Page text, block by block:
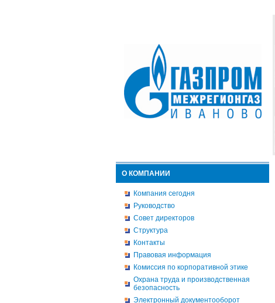
О КОМПАНИИ
Компания сегодня
Руководство
Совет директоров
Структура
Контакты
Правовая информация
Комиссия по корпоративной этике
Охрана труда и производственная
безопасность
Электронный документооборот